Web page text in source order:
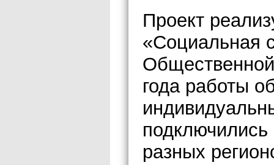
Проект
«Социальная
года работы
разных